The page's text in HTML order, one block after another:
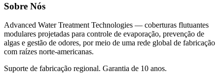
Sobre Nós
Advanced Water Treatment Technologies — coberturas flutuantes
modulares projetadas para controle de evaporação, prevenção de
algas e gestão de odores, por meio de uma rede global de fabricação
com raízes norte-americanas.
Suporte de fabricação regional. Garantia de 10 anos.